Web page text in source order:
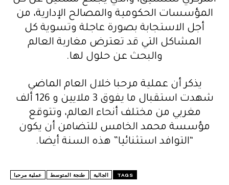
المؤسسات الحكومية والمصالح الإدارية، من
أجل الاستجابة بصورة عاجلة وتسوية كل
المشاكل التي قد تعترض مغاربة العالم
والبحث عن حلول لها.
يذكر أن عملية مرحبا خلال العام الماضي
شهدت استقبال ما يفوق 3 ملايين و 126 ألف
مغربي من مختلف أنحاء العالم، وتتوقع
مؤسسة محمد الخامس للتضامن أن يكون
“التوافد استثنائيا” هذه السنة أيضا.
TAGS الجالية طنجة المتوسط عملية مرحبا